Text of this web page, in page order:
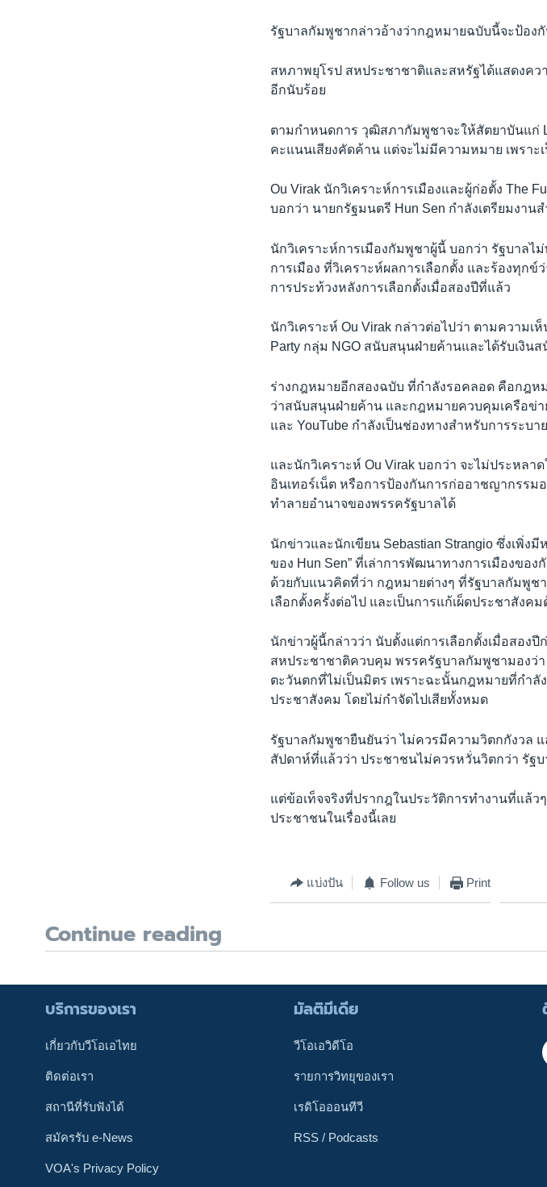
รัฐบาลกัมพูชากล่าวอ้างว่ากฎหมายฉบับนี้จะป้อง
สหภาพยุโรป สหประชาชาติและสหรัฐได้แสดงค
อีกนับร้อย
ตามกำหนดการ วุฒิสภากัมพูชาจะให้สัตยาบันแก่
คะแนนเสียงคัดค้าน แต่จะไม่มีความหมาย เพราะเ
Ou Virak นักวิเคราะห์การเมืองและผู้ก่อตั้ง The
บอกว่า นายกรัฐมนตรี Hun Sen กำลังเตรียมงาน
นักวิเคราะห์การเมืองกัมพูชาผู้นี้ บอกว่า รัฐบาลไ
การเมือง ที่วิเคราะห์ผลการเลือกตั้ง และร้องทุกข์
การประท้วงหลังการเลือกตั้งเมื่อสองปีที่แล้ว
นักวิเคราะห์ Ou Virak กล่าวต่อไปว่า ตามความเ
Party กลุ่ม NGO สนับสนุนฝ่ายค้านและได้รับเงิน
ร่างกฎหมายอีกสองฉบับ ที่กำลังรอคลอด คือกฎห
ว่าสนับสนุนฝ่ายค้าน และกฎหมายควบคุมเครือข่า
และ YouTube กำลังเป็นช่องทางสำหรับการระบ
และนักวิเคราะห์ Ou Virak บอกว่า จะไม่ประหลาด
อินเทอร์เน็ต หรือการป้องกันการก่ออาชญากรร
ทำลายอำนาจของพรรครัฐบาลได้
นักข่าวและนักเขียน Sebastian Strangio ซึ่งเพิ่งมี
ของ Hun Sen” ที่เล่าการพัฒนาทางการเมืองขอ
ด้วยกับแนวคิดที่ว่า กฎหมายต่างๆ ที่รัฐบาลกัมพูช
เลือกตั้งครั้งต่อไป และเป็นการแก้เผ็ดประชาสังคม
นักข่าวผู้นี้กล่าวว่า นับตั้งแต่การเลือกตั้งเมื่อสอง
สหประชาชาติควบคุม พรรครัฐบาลกัมพูชามองว่
ตะวันตกที่ไม่เป็นมิตร เพราะฉะนั้นกฎหมายที่กำลั
ประชาสังคม โดยไม่กำจัดไปเสียทั้งหมด
รัฐบาลกัมพูชายืนยันว่า ไม่ควรมีความวิตกกังวล
สัปดาห์ที่แล้วว่า ประชาชนไม่ควรหวั่นวิตกว่า รัฐบ
แต่ข้อเท็จจริงที่ปรากฎในประวัติการทำงานที่แล้
ประชาชนในเรื่องนี้เลย
แบ่งปัน Follow us Print
Continue reading
บริการของเรา
เกี่ยวกับวีโอเอไทย
ติดต่อเรา
สถานีที่รับฟังได้
สมัครรับ e-News
VOA's Privacy Policy
มัลติมีเดีย
วีโอเอวิดีโอ
รายการวิทยุของเรา
เรดิโอออนทีวี
RSS / Podcasts